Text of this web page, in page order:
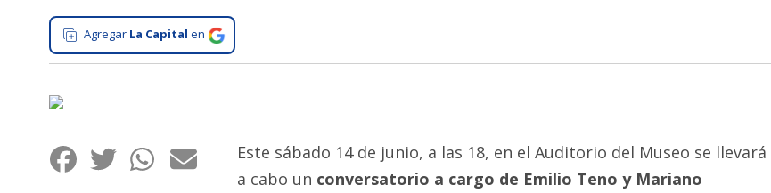
Cultura
Tecnología
Salud
Interés
General
Agregar La Capital en
Este sábado 14 de junio, a las 18, en el Auditorio del Museo se llevará
a cabo un conversatorio a cargo de Emilio Teno y Mariano